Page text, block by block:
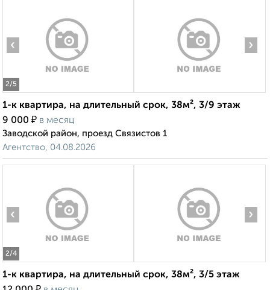
2/5
‹ ›
1-к квартира, на длительный срок, 38м², 3/9 этаж
9 000 ₽ в месяц
Заводской район, проезд Связистов 1
Агентство, 04.08.2026
2/4
‹ ›
1-к квартира, на длительный срок, 38м², 3/5 этаж